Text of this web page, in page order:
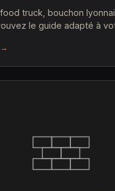
truck, bouchon
le guide adapté à
→